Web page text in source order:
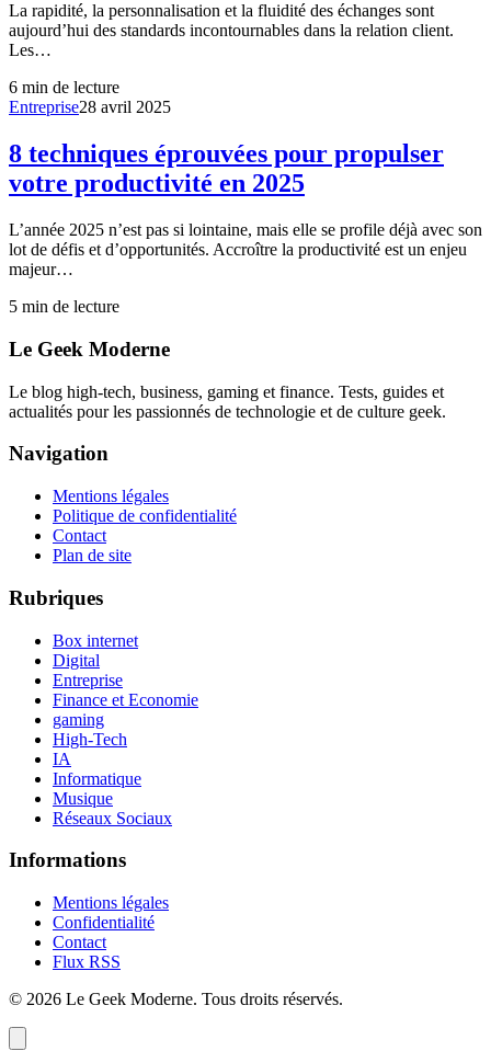
La rapidité, la personnalisation et la fluidité des échanges sont
aujourd’hui des standards incontournables dans la relation client.
Les…
6 min de lecture
Entreprise28 avril 2025
8 techniques éprouvées pour propulser
votre productivité en 2025
L’année 2025 n’est pas si lointaine, mais elle se profile déjà avec son
lot de défis et d’opportunités. Accroître la productivité est un enjeu
majeur…
5 min de lecture
Le Geek Moderne
Le blog high-tech, business, gaming et finance. Tests, guides et
actualités pour les passionnés de technologie et de culture geek.
Navigation
Mentions légales
Politique de confidentialité
Contact
Plan de site
Rubriques
Box internet
Digital
Entreprise
Finance et Economie
gaming
High-Tech
IA
Informatique
Musique
Réseaux Sociaux
Informations
Mentions légales
Confidentialité
Contact
Flux RSS
© 2026 Le Geek Moderne. Tous droits réservés.